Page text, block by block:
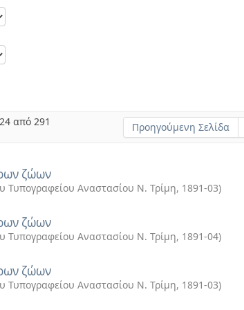
από 291 Προηγούμενη Σελίδα
ζώων
Τυπογραφείου Αναστασίου Ν. Τρίμη, 1891-03)
ζώων
Τυπογραφείου Αναστασίου Ν. Τρίμη, 1891-04)
ζώων
Τυπογραφείου Αναστασίου Ν. Τρίμη, 1891-03)